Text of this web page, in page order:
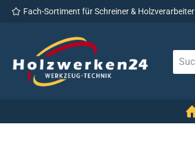
Hauptinhalt springen
Zur Suche springen
Zur Hauptnavigation springen
Fach-Sortiment für Schreiner & Holzverarbeiter